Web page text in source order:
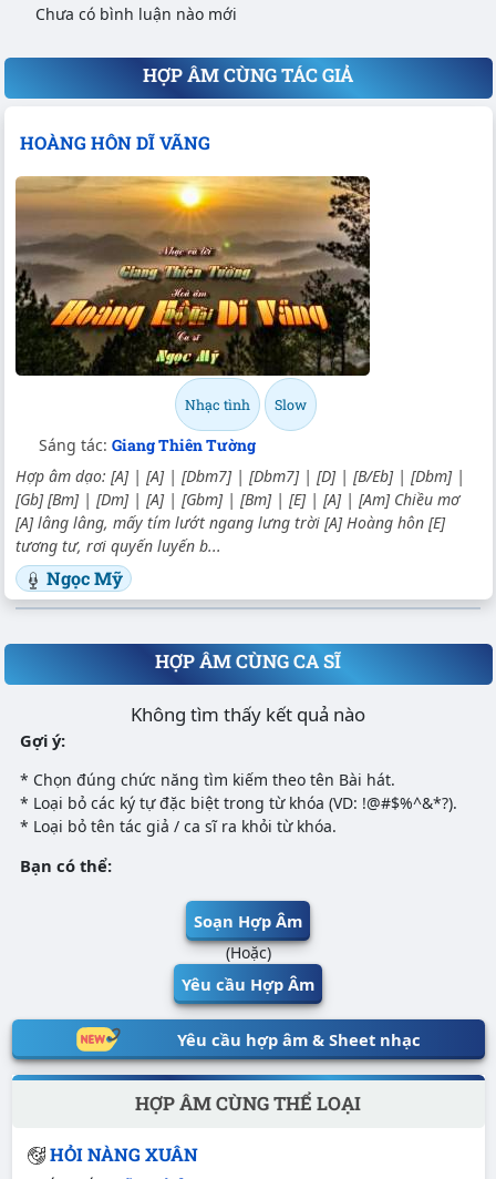
Chưa có bình luận nào mới
HỢP ÂM CÙNG TÁC GIẢ
HOÀNG HÔN DĨ VÃNG
Nhạc tình Slow
Sáng tác: Giang Thiên Tường
Hợp âm dạo: [A] | [A] | [Dbm7] | [Dbm7] | [D] | [B/Eb] | [Dbm] |
[Gb] [Bm] | [Dm] | [A] | [Gbm] | [Bm] | [E] | [A] | [Am] Chiều mơ
[A] lâng lâng, mấy tím lướt ngang lưng trời [A] Hoàng hôn [E]
tương tư, rơi quyến luyến b...
Ngọc Mỹ
HỢP ÂM CÙNG CA SĨ
Không tìm thấy kết quả nào
Gợi ý:
* Chọn đúng chức năng tìm kiếm theo tên Bài hát.
* Loại bỏ các ký tự đặc biệt trong từ khóa (VD: !@#$%^&*?).
* Loại bỏ tên tác giả / ca sĩ ra khỏi từ khóa.
Bạn có thể:
Soạn Hợp Âm
(Hoặc)
Yêu cầu Hợp Âm
Yêu cầu hợp âm & Sheet nhạc
HỢP ÂM CÙNG THỂ LOẠI
HỎI NÀNG XUÂN